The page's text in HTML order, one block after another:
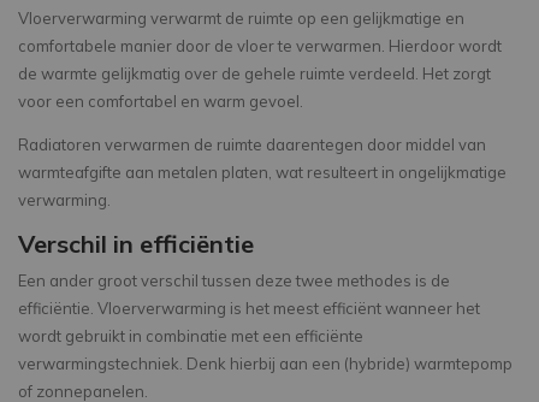
Vloerverwarming verwarmt de ruimte op een gelijkmatige en
comfortabele manier door de vloer te verwarmen. Hierdoor wordt
de warmte gelijkmatig over de gehele ruimte verdeeld. Het zorgt
voor een comfortabel en warm gevoel.
Radiatoren verwarmen de ruimte daarentegen door middel van
warmteafgifte aan metalen platen, wat resulteert in ongelijkmatige
verwarming.
Verschil in efficiëntie
Een ander groot verschil tussen deze twee methodes is de
efficiëntie. Vloerverwarming is het meest efficiënt wanneer het
wordt gebruikt in combinatie met een efficiënte
verwarmingstechniek. Denk hierbij aan een (hybride) warmtepomp
of zonnepanelen.